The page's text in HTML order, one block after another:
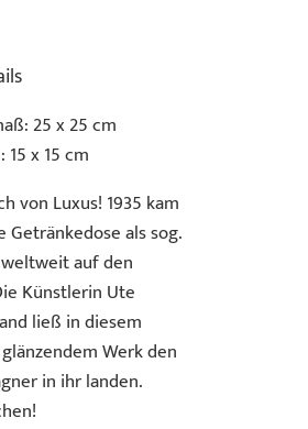
25 x 25 cm
15 x 15 cm
von Luxus! 1935 kam
Getränkedose als sog.
auf den
Künstlerin Ute
ließ in diesem
Werk den
in ihr landen.